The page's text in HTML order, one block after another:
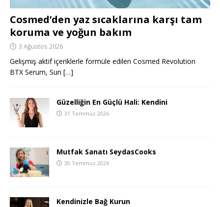
Cosmed’den yaz sıcaklarına karşı tam
koruma ve yoğun bakım
3 Ağustos 2026
Gelişmiş aktif içeriklerle formüle edilen Cosmed Revolution
BTX Serum, Sun […]
Güzelliğin En Güçlü Hali: Kendini
31 Temmuz 2026
Mutfak Sanatı SeydasCooks
30 Temmuz 2026
Kendinizle Bağ Kurun